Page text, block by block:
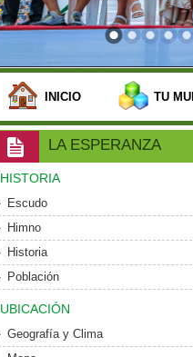
INICIO TU
LA ESPERANZA
HISTORIA
Escudo
Himno
Historia
Población
UBICACIÓN
Geografía y Clima